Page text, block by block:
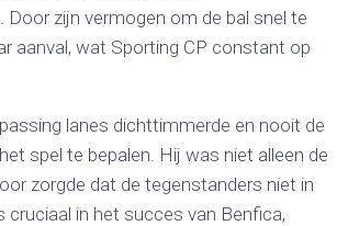
Door zijn vermogen om de bal snel te
aanval, wat Sporting CP constant op
lanes dichttimmerde en nooit de
spel te bepalen. Hij was niet alleen de
zorgde dat de tegenstanders niet in
in het succes van Benfica,